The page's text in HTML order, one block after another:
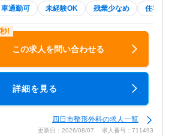
車通勤可 未経験OK 残業少なめ 住宅手
この求人を問い合わせる
詳細を見る
四日市整形外科の求人一覧
更新日：2026/08/07 求人番号：711493